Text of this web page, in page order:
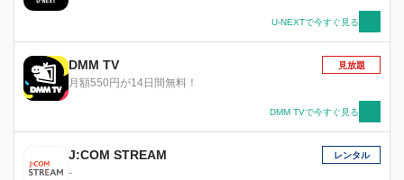
U-NEXTで今すぐ見る
DMM TV
月額550円が14日間無料！
見放題
DMM TVで今すぐ見る
J:COM STREAM
-
レンタル